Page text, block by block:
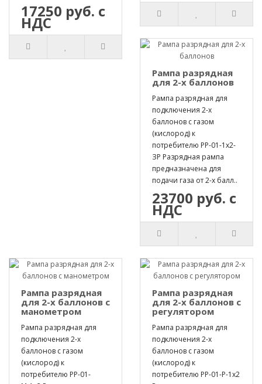
17250 руб. с
НДС
Рампа разрядная
для 2-х баллонов
Рампа разрядная для
подключения 2-х
баллонов с газом
(кислород) к
потребителю РР-01-1х2-
ЗР Разрядная рампа
предназначена для
подачи газа от 2-х балл..
23700 руб. с
НДС
Рампа разрядная
для 2-х баллонов с
манометром
Рампа разрядная для
подключения 2-х
баллонов с газом
(кислород) к
потребителю РР-01-
Рампа разрядная
для 2-х баллонов с
регулятором
Рампа разрядная для
подключения 2-х
баллонов с газом
(кислород) к
потребителю РР-01-Р-1х2